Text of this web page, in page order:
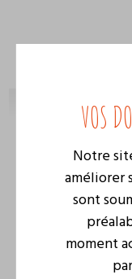
Notre
améliorer
sont
moment